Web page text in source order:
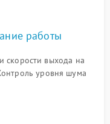
работы
скорости выхода на
уровня шума
стенок и корректного
оттайки.